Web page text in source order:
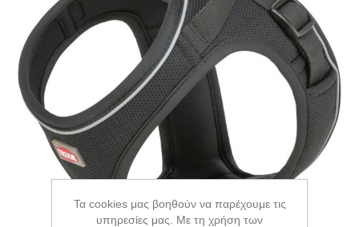
Τα cookies μας βοηθούν να παρέχουμε τις
υπηρεσίες μας. Με τη χρήση των